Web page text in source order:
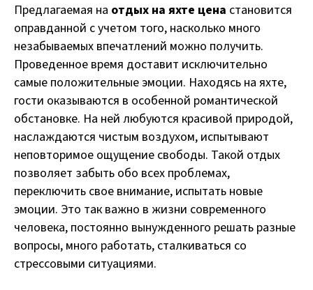
Предлагаемая на отдых на яхте цена становится
оправданной с учетом того, насколько много
незабываемых впечатлений можно получить.
Проведенное время доставит исключительно
самые положительные эмоции. Находясь на яхте,
гости оказываются в особенной романтической
обстановке. На ней любуются красивой природой,
наслаждаются чистым воздухом, испытывают
неповторимое ощущение свободы. Такой отдых
позволяет забыть обо всех проблемах,
переключить свое внимание, испытать новые
эмоции. Это так важно в жизни современного
человека, постоянно вынужденного решать разные
вопросы, много работать, сталкиваться со
стрессовыми ситуациями.